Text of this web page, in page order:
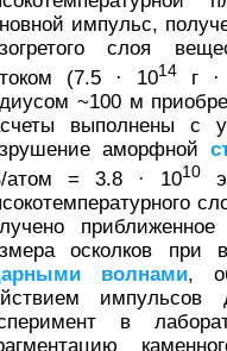
импульс,
слоя
(7.5 · 1014 г ·
~100 м
выполнены с
аморфной
атом = 3.8 · 1010
осколков при
волнами,
импульсов
в